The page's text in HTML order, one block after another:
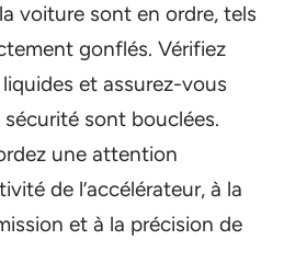
voiture sont en ordre, tels
gonflés. Vérifiez
et assurez-vous
sont bouclées.
une attention
de l’accélérateur, à la
et à la précision de